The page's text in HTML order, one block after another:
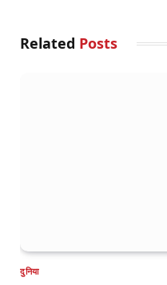
Related Posts
दुनिया